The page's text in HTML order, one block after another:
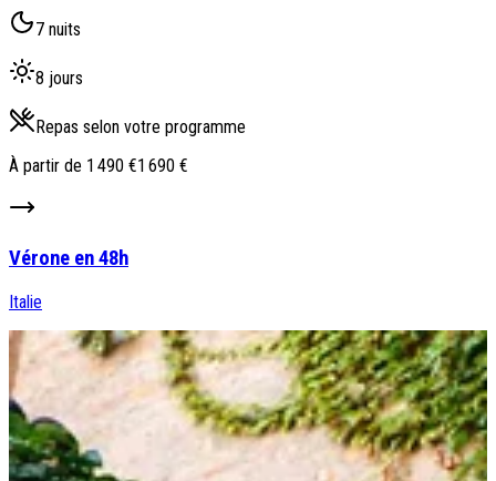
7 nuits
8 jours
Repas selon votre programme
À partir de 1 490 €1 690 €
Vérone en 48h
Italie